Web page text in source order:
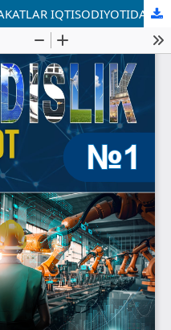
RIVOJLANAYOTGAN MAMLAKATLAR IQTISODIYOTIDA AJ “HUDUDIY ELEKTR TARMOQLARI” MOLIYAVIY BARQARORLIGINI MUSTAHKAMLASH YO‘LLARI